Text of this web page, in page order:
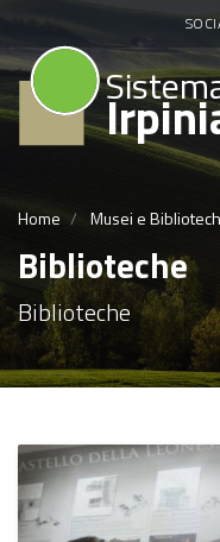
Home Musei e
Biblioteche
Biblioteche